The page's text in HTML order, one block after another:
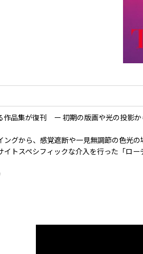
作品集が復刊 ー 初期の版画や光の投影
グから、感覚遮断や一見無調節の色光
トスペシフィックな介入を行った「ロ